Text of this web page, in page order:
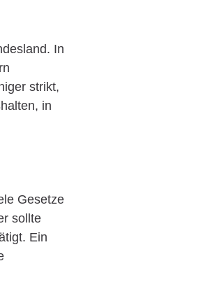
In
strikt,
in
Gesetze
sollte
Ein